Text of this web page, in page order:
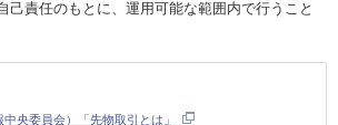
己責任のもとに、運用可能な範囲内で行うこと
央委員会）「先物取引とは」